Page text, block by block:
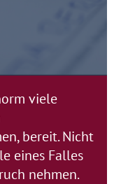
viele
bereit. Nicht
eines Falles
nehmen.